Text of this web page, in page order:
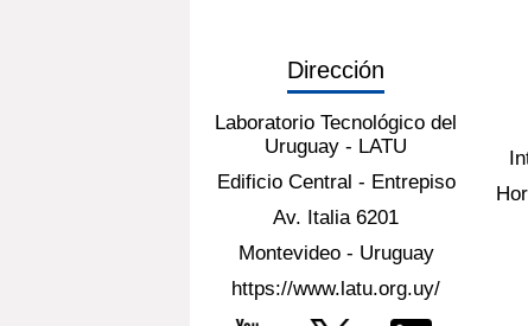
Dirección
Laboratorio Tecnológico del
Uruguay - LATU
Edificio Central - Entrepiso
Av. Italia 6201
Montevideo - Uruguay
https://www.latu.org.uy/